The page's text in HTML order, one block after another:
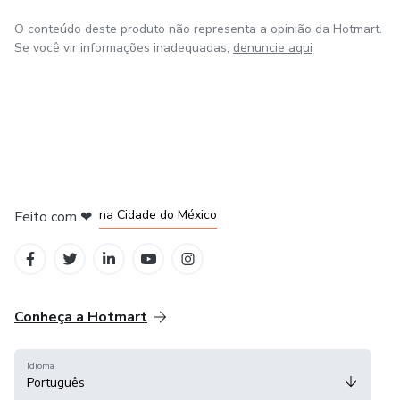
O conteúdo deste produto não representa a opinião da Hotmart.
Se você vir informações inadequadas, denuncie aqui
Feito com ❤ na Cidade do México
Conheça a Hotmart
Idioma
Português